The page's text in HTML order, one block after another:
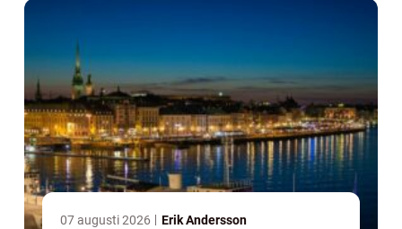
07 augusti 2026 Erik Andersson